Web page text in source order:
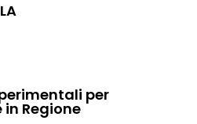
per
Regione